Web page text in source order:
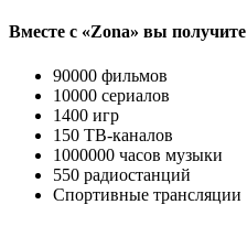
Вместе с «Zona» вы получите
90000 фильмов
10000 сериалов
1400 игр
150 ТВ-каналов
1000000 часов музыки
550 радиостанций
Спортивные трансляции